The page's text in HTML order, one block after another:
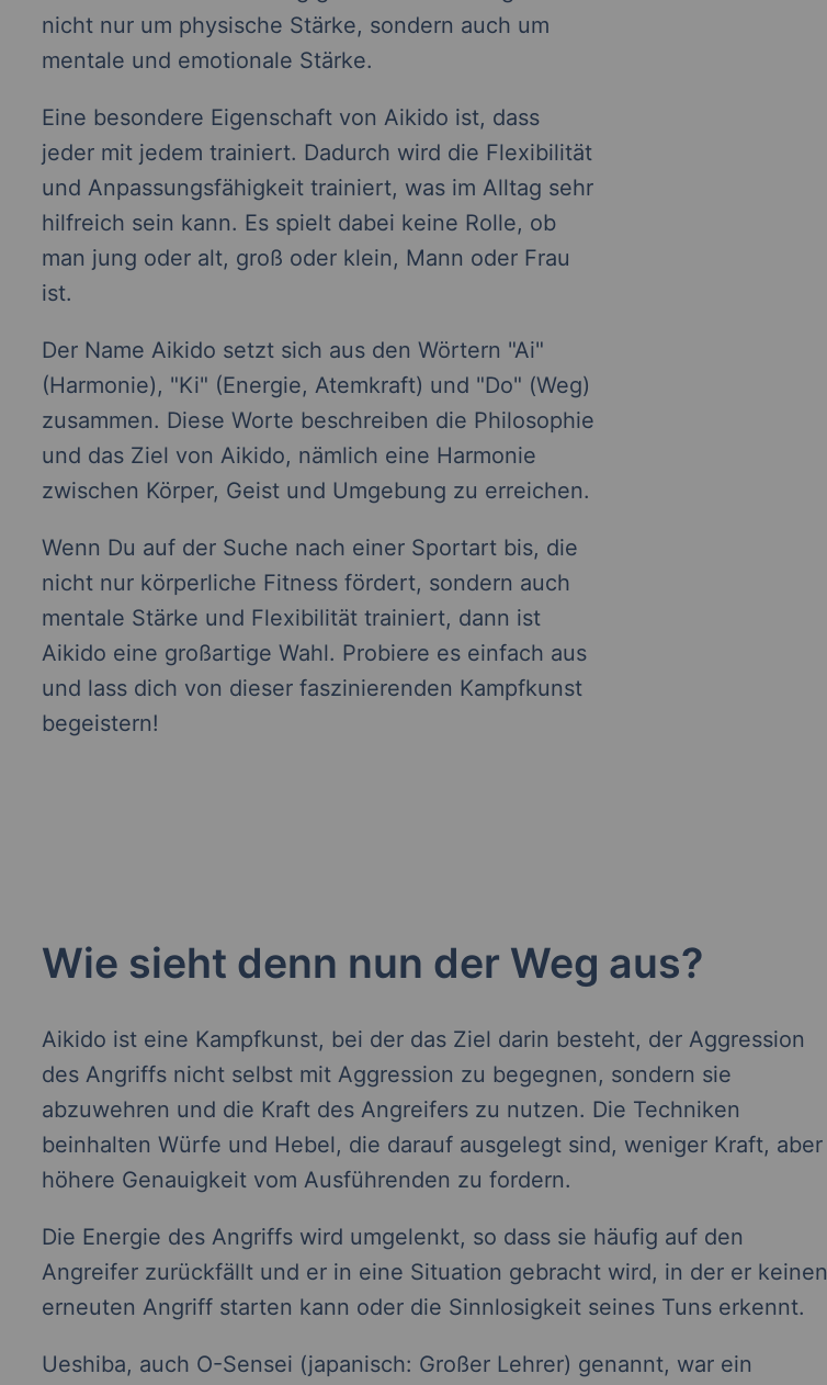
nicht nur um physische Stärke, sondern auch um
mentale und emotionale Stärke.
Eine besondere Eigenschaft von Aikido ist, dass
jeder mit jedem trainiert. Dadurch wird die Flexibilität
und Anpassungsfähigkeit trainiert, was im Alltag sehr
hilfreich sein kann. Es spielt dabei keine Rolle, ob
man jung oder alt, groß oder klein, Mann oder Frau
ist.
Der Name Aikido setzt sich aus den Wörtern "Ai"
(Harmonie), "Ki" (Energie, Atemkraft) und "Do" (Weg)
zusammen. Diese Worte beschreiben die Philosophie
und das Ziel von Aikido, nämlich eine Harmonie
zwischen Körper, Geist und Umgebung zu erreichen.
Wenn Du auf der Suche nach einer Sportart bis, die
nicht nur körperliche Fitness fördert, sondern auch
mentale Stärke und Flexibilität trainiert, dann ist
Aikido eine großartige Wahl. Probiere es einfach aus
und lass dich von dieser faszinierenden Kampfkunst
begeistern!
Wie sieht denn nun der Weg aus?
Aikido ist eine Kampfkunst, bei der das Ziel darin besteht, der Aggression
des Angriffs nicht selbst mit Aggression zu begegnen, sondern sie
abzuwehren und die Kraft des Angreifers zu nutzen. Die Techniken
beinhalten Würfe und Hebel, die darauf ausgelegt sind, weniger Kraft, aber
höhere Genauigkeit vom Ausführenden zu fordern.
Die Energie des Angriffs wird umgelenkt, so dass sie häufig auf den
Angreifer zurückfällt und er in eine Situation gebracht wird, in der er keinen
erneuten Angriff starten kann oder die Sinnlosigkeit seines Tuns erkennt.
Ueshiba, auch O-Sensei (japanisch: Großer Lehrer) genannt, war ein